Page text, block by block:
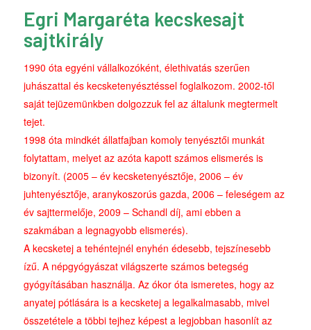
Egri Margaréta kecskesajt
sajtkirály
1990 óta egyéni vállalkozóként, élethivatás szerűen
juhászattal és kecsketenyésztéssel foglalkozom. 2002-től
saját tejüzemünkben dolgozzuk fel az általunk megtermelt
tejet.
1998 óta mindkét állatfajban komoly tenyésztői munkát
folytattam, melyet az azóta kapott számos elismerés is
bizonyít. (2005 – év kecsketenyésztője, 2006 – év
juhtenyésztője, aranykoszorús gazda, 2006 – feleségem az
év sajttermelője, 2009 – Schandl díj, ami ebben a
szakmában a legnagyobb elismerés).
A kecsketej a tehéntejnél enyhén édesebb, tejszínesebb
ízű. A népgyógyászat világszerte számos betegség
gyógyításában használja. Az ókor óta ismeretes, hogy az
anyatej pótlására is a kecsketej a legalkalmasabb, mivel
összetétele a többi tejhez képest a legjobban hasonlít az